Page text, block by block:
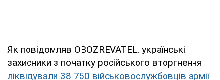
Як повідомляв OBOZREVATEL, українські
захисники з початку російського вторгнення
ліквідували 38 750 військовослужбовців армії